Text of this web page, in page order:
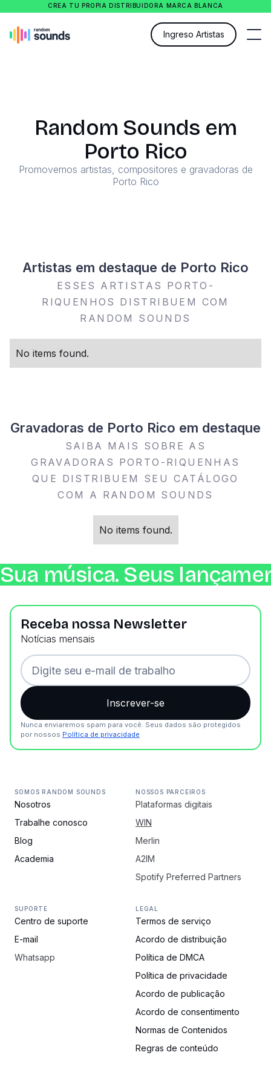
CREA TU PROPIA DISTRIBUIDORA MARCA BLANCA
Ingreso Artistas
Random Sounds em
Porto Rico
Promovemos artistas, compositores e gravadoras de
Porto Rico
Artistas em destaque de Porto Rico
ESSES ARTISTAS PORTO-
RIQUENHOS DISTRIBUEM COM
RANDOM SOUNDS
No items found.
Gravadoras de Porto Rico em destaque
SAIBA MAIS SOBRE AS
GRAVADORAS PORTO-RIQUENHAS
QUE DISTRIBUEM SEU CATÁLOGO
COM A RANDOM SOUNDS
No items found.
Sua música. Seus
Receba nossa Newsletter
Notícias mensais
Nunca enviaremos spam para você. Seus dados são protegidos
por nossos Política de privacidade
SOMOS RANDOM SOUNDS
Nosotros
Trabalhe conosco
Blog
Academia
NOSSOS PARCEIROS
Plataformas digitais
WIN
Merlin
A2IM
Spotify Preferred Partners
SUPORTE
Centro de suporte
E-mail
Whatsapp
LEGAL
Termos de serviço
Acordo de distribuição
Política de DMCA
Política de privacidade
Acordo de publicação
Acordo de consentimento
Normas de Contenidos
Regras de conteúdo